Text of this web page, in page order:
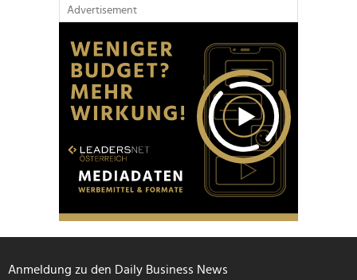
Advertisement
Anmeldung zu den Daily Business News